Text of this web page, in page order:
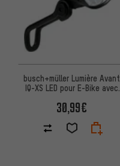
busch+müller Lumière Avant
IQ-XS LED pour E-Bike avec
30,99€